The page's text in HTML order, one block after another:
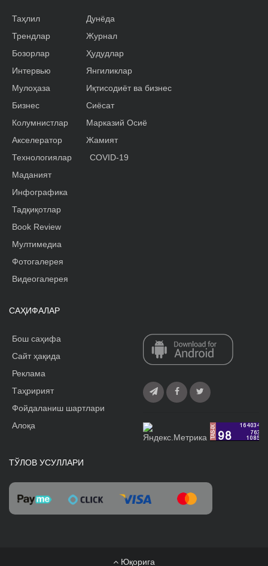
Таҳлил
Трендлар
Бозорлар
Интервью
Мулоҳаза
Бизнес
Колумнистлар
Акселератор
Дунёда
Журнал
Ҳудудлар
Янгиликлар
Иқтисодиёт ва бизнес
Сиёсат
Марказий Осиё
Жамият
Технологиялар
Маданият
Инфографика
Тадқиқотлар
Book Review
Мултимедиа
Фотогалерея
Видеогалерея
COVID-19
САҲИФАЛАР
Бош саҳифа
Сайт ҳақида
Реклама
Tаҳририят
Фойдаланиш шартлари
Алоқа
ТЎЛОВ УСУЛЛАРИ
Юқорига